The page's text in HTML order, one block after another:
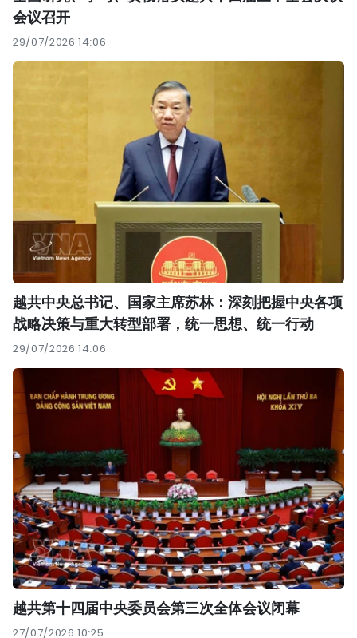
会议召开
29/07/2026 14:06
越共中央总书记、国家主席苏林：深刻把握中央各项
战略决策与重大转型部署，统一思想、统一行动
29/07/2026 14:06
越共第十四届中央委员会第三次全体会议闭幕
27/07/2026 10:25